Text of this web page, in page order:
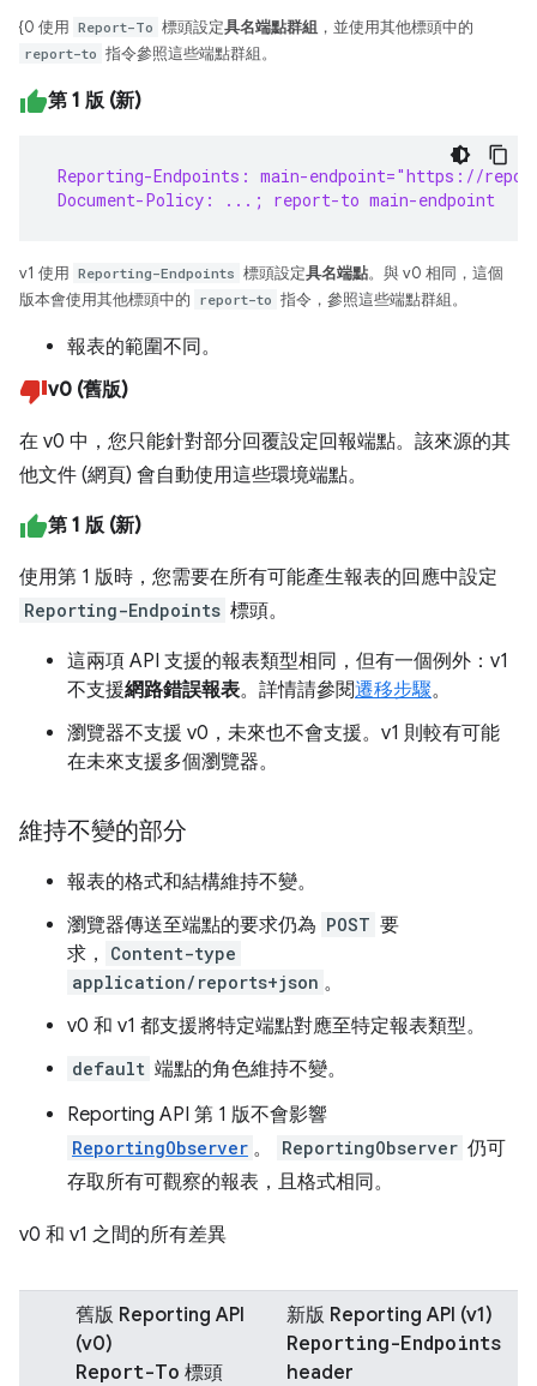
{0 使用 Report-To 標頭設定具名端點群組 ，並使用其他標頭中的
report-to 指令參照這些端點群組。
第 1 版 (新)
Reporting-Endpoints: main-endpoint="https://
Document-Policy: ...; report-to main-endpoint
v1 使用 Reporting-Endpoints 標頭設定具名端點。與 v0 相同，這個
版本會使用其他標頭中的 report-to 指令，參照這些端點群組。
報表的範圍不同。
v0 (舊版)
在 v0 中，您只能針對部分回覆設定回報端點。該來源的其
他文件 (網頁) 會自動使用這些環境端點。
第 1 版 (新)
使用第 1 版時，您需要在所有可能產生報表的回應中設定
Reporting-Endpoints 標頭。
這兩項 API 支援的報表類型相同，但有一個例外：v1
不支援網路錯誤報表。詳情請參閱遷移步驟。
瀏覽器不支援 v0，未來也不會支援。v1 則較有可能
在未來支援多個瀏覽器。
維持不變的部分
報表的格式和結構維持不變。
瀏覽器傳送至端點的要求仍為 POST 要
求，
Content-type
application/reports+json 。
v0 和 v1 都支援將特定端點對應至特定報表類型。
default 端點的角色維持不變。
Reporting API 第 1 版不會影響
ReportingObserver 。 ReportingObserver 仍可
存取所有可觀察的報表，且格式相同。
v0 和 v1 之間的所有差異
舊版 Reporting API
(v0)
Report-To 標頭
新版 Reporting API (v1)
Reporting-Endpoints
header